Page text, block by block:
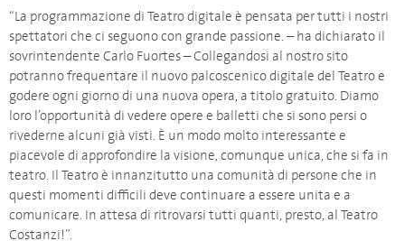
“La programmazione di Teatro digitale è pensata per tutti i nostri
spettatori che ci seguono con grande passione. – ha dichiarato il
sovrintendente Carlo Fuortes – Collegandosi al nostro sito
potranno frequentare il nuovo palcoscenico digitale del Teatro e
godere ogni giorno di una nuova opera, a titolo gratuito. Diamo
loro l’opportunità di vedere opere e balletti che si sono persi o
rivederne alcuni già visti. È un modo molto interessante e
piacevole di approfondire la visione, comunque unica, che si fa in
teatro. Il Teatro è innanzitutto una comunità di persone che in
questi momenti difficili deve continuare a essere unita e a
comunicare. In attesa di ritrovarsi tutti quanti, presto, al Teatro
Costanzi!”.